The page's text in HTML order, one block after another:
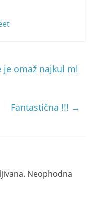
je omaž najkul ml
Fantastična !!! →
Neophodna